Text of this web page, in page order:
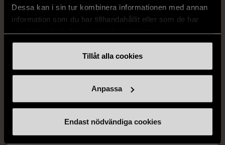
Dessa kan i sin tur kombinera informationen med annan
information som du har tillhandahållit eller som de har
Tillåt alla cookies
Anpassa
Endast nödvändiga cookies
Remake - tunn rock i
Nytt skick
Remake - tunn rock i
linne
Nytt skick